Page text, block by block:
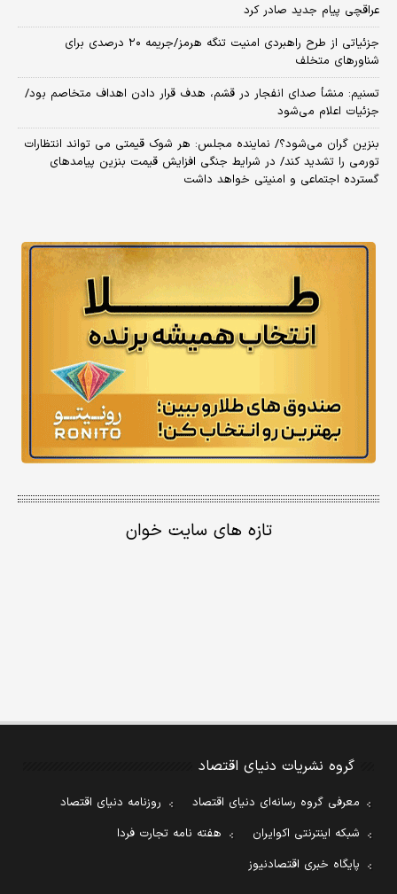
عراقچی پیام جدید صادر کرد
جزئیاتی از طرح راهبردی امنیت تنگه هرمز/جریمه ۲۰ درصدی برای
شناورهای متخلف
تسنیم: منشأ صدای انفجار در قشم، هدف قرار دادن اهداف متخاصم بود/
جزئیات اعلام می‌شود
بنزین گران می‌شود؟/ نماینده مجلس: هر شوک قیمتی می تواند انتظارات
تورمی را تشدید کند/ در شرایط جنگی افزایش قیمت بنزین پیامدهای
گسترده اجتماعی و امنیتی خواهد داشت
تازه های سایت خوان
گروه نشریات دنیای اقتصاد
معرفی گروه رسانه‌ای دنیای اقتصاد
روزنامه دنیای اقتصاد
شبکه اینترنتی اکوایران
هفته نامه تجارت فردا
پایگاه خبری اقتصادنیوز